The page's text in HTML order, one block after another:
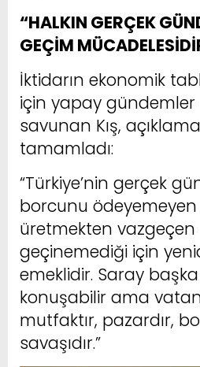
“HALKIN GERÇEK
GEÇİM
İktidarın ekonomik
için yapay
savunan Kış,
tamamladı:
“Türkiye’nin gerçek
borcunu ödeyemeyen
üretmekten vazgeçen
geçinemediği için
emeklidir. Saray
konuşabilir ama
mutfaktır, pazardır,
savaşıdır.”